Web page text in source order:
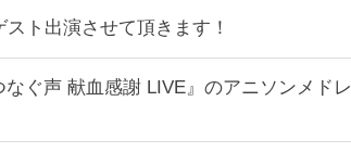
ト出演させて頂きます！
ぐ声 献血感謝 LIVE』のアニソンメド